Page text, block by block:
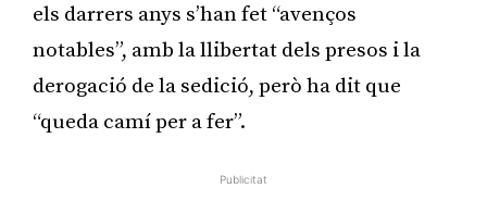
els darrers anys s’han fet “avenços
notables”, amb la llibertat dels presos i la
derogació de la sedició, però ha dit que
“queda camí per a fer”.
Publicitat